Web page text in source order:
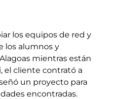
los equipos de red y
los alumnos y
mientras están
el cliente contrató a
un proyecto para
encontradas.